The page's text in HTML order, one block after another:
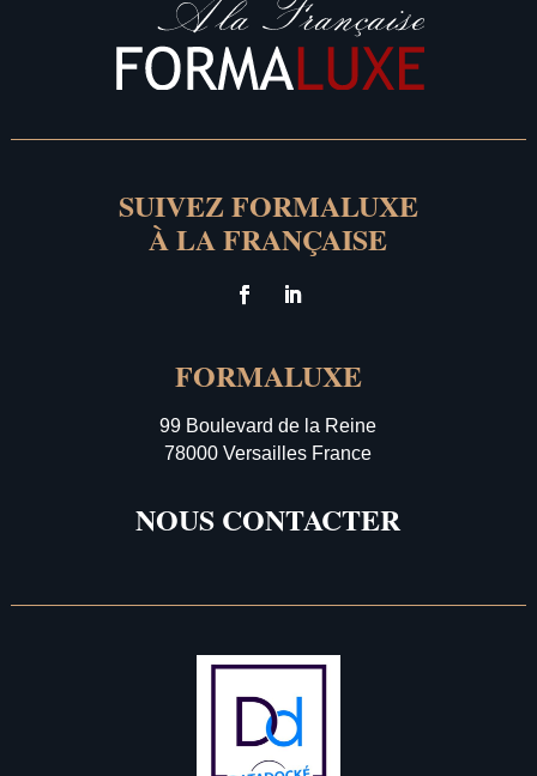
SUIVEZ FORMALUXE
À LA FRANÇAISE
FORMALUXE
99 Boulevard de la Reine
78000 Versailles France
NOUS CONTACTER